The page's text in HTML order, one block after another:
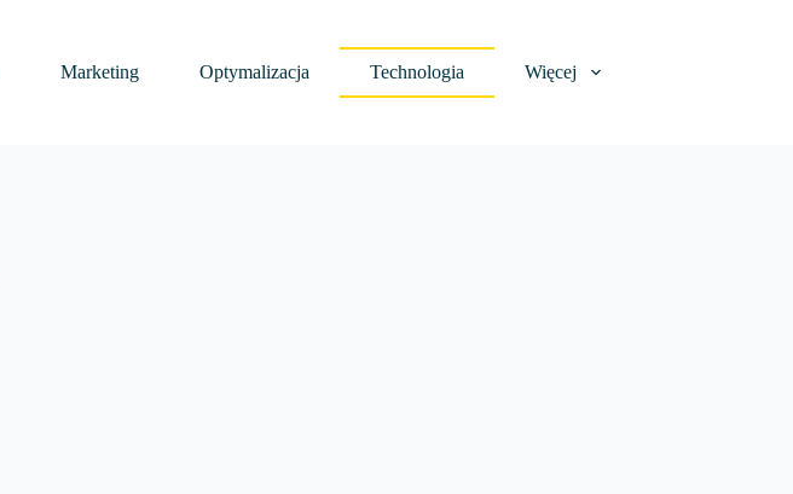
Marketing Optymalizacja Technologia Więcej